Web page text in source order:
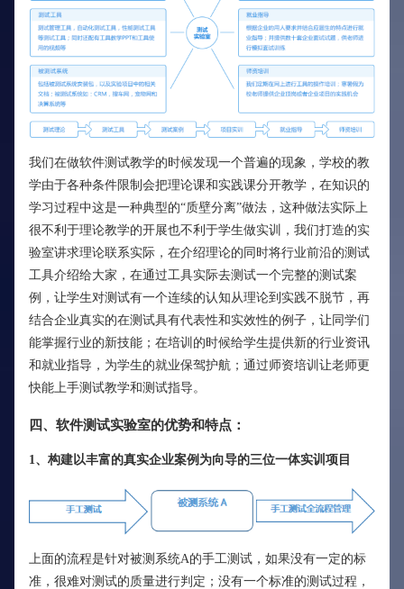
我们在做软件测试教学的时候发现一个普遍的现象，学校的教
学由于各种条件限制会把理论课和实践课分开教学，在知识的
学习过程中这是一种典型的“质壁分离”做法，这种做法实际上
很不利于理论教学的开展也不利于学生做实训，我们打造的实
验室讲求理论联系实际，在介绍理论的同时将行业前沿的测试
工具介绍给大家，在通过工具实际去测试一个完整的测试案
例，让学生对测试有一个连续的认知从理论到实践不脱节，再
结合企业真实的在测试具有代表性和实效性的例子，让同学们
能掌握行业的新技能；在培训的时候给学生提供新的行业资讯
和就业指导，为学生的就业保驾护航；通过师资培训让老师更
快能上手测试教学和测试指导。
四、软件测试实验室的优势和特点：
1、构建以丰富的真实企业案例为向导的三位一体实训项目
上面的流程是针对被测系统A的手工测试，如果没有一定的标
准，很难对测试的质量进行判定；没有一个标准的测试过程，